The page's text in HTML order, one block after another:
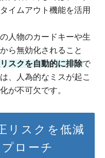
イムアウト機能を活用
人物のカードキーや生
ら無効化されること
スクを自動的に排除で
、人為的なミスが起こ
が不可欠です。
リスクを低減
ローチ